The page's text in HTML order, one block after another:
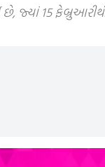
છે, જ્યાં 15